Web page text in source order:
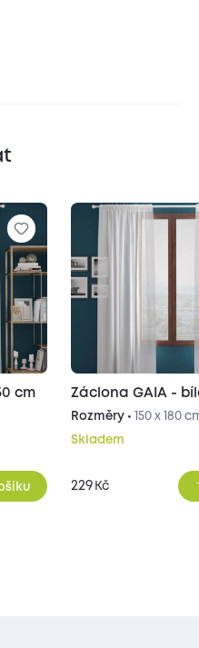
cm Záclona GAIA -
Rozměry • 150 x 180
Skladem
229 Kč